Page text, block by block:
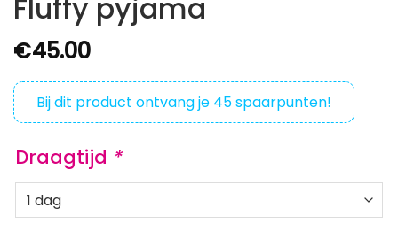
Fluffy pyjama
€45.00
Bij dit product ontvang je 45spaarpunten!
Draagtijd *